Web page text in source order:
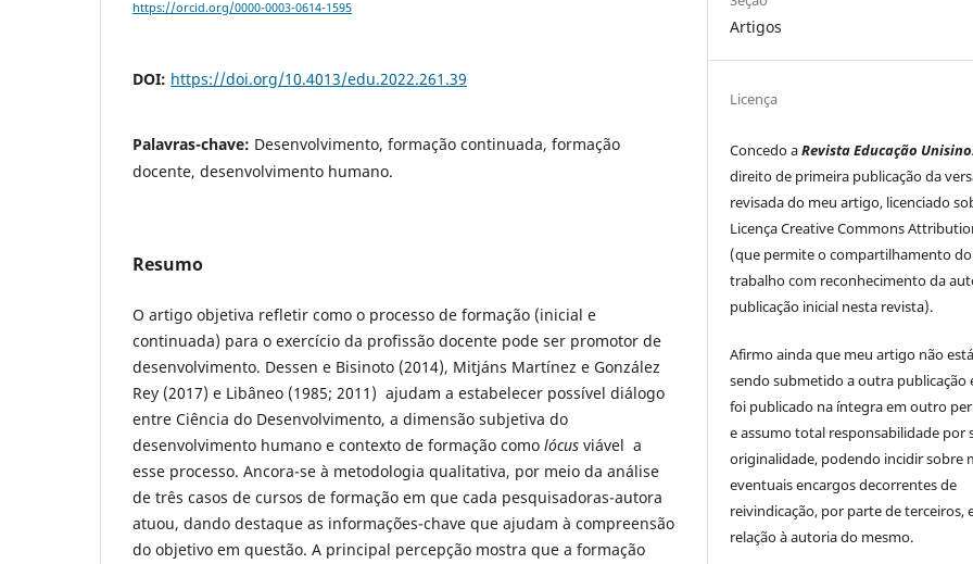
https://orcid.org/0000-0003-0614-1595
DOI: https://doi.org/10.4013/edu.2022.261.39
Palavras-chave: Desenvolvimento, formação continuada, formação
docente, desenvolvimento humano.
Resumo
O artigo objetiva refletir como o processo de formação (inicial e
continuada) para o exercício da profissão docente pode ser promotor de
desenvolvimento. Dessen e Bisinoto (2014), Mitjáns Martínez e González
Rey (2017) e Libâneo (1985; 2011) ajudam a estabelecer possível diálogo
entre Ciência do Desenvolvimento, a dimensão subjetiva do
desenvolvimento humano e contexto de formação como lócus viável a
esse processo. Ancora-se à metodologia qualitativa, por meio da análise
de três casos de cursos de formação em que cada pesquisadoras-autora
atuou, dando destaque as informações-chave que ajudam à compreensão
do objetivo em questão. A principal percepção mostra que a formação
Artigos
Licença
Concedo aRevista Educação
direito de primeira publicação da
revisada do meu artigo, licenciado
Licença Creative Commons
(que permite o compartilhamento do
trabalho com reconhecimento da
publicação inicial nesta revista).
Afirmo ainda que meu artigo não está
sendo submetido a outra publicação
foi publicado na íntegra em outro
e assumo total responsabilidade por
originalidade, podendo incidir sobre
eventuais encargos decorrentes de
reivindicação, por parte de terceiros,
relação à autoria do mesmo.